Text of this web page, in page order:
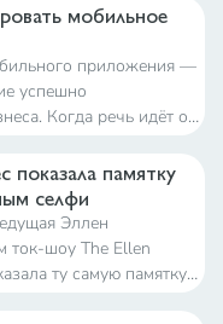
мобильное
приложения —
успешно
Когда речь идёт о
пока это не
показала памятку
селфи
Эллен
ток-шоу The Ellen
ту самую памятку